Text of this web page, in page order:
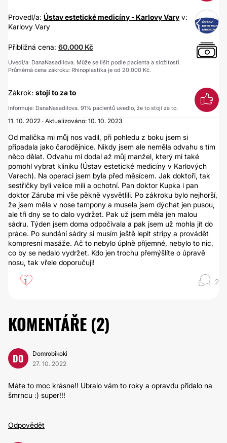
Provedl/a: Ústav estetické medicíny - Karlovy Vary v:
Karlovy Vary
Přibližná cena: 60.000 Kč
Uvedl/a: DanaNasadilova. Může se lišit podle pacienta a složitosti.
Průměrná cena zákroku: Rhinoplastika je od 20.000 Kč.
Zákrok: stojí to za to
Informuje: DanaNasadilova. 91% pacientů uvedlo, že to stojí za to.
11. 10. 2022 · Aktualizováno: 10. 10. 2023
Od malička mi můj nos vadil, při pohledu z boku jsem si
připadala jako čarodějnice. Nikdy jsem ale neměla odvahu s tím
něco dělat. Odvahu mi dodal až můj manžel, který mi také
pomohl vybrat kliniku (Ústav estetické medicíny v Karlových
Varech). Na operaci jsem byla před měsícem. Jak doktoři, tak
sestřičky byli velice milí a ochotní. Pan doktor Kupka i pan
doktor Záruba mi vše pěkně vysvětlili. Po zákroku bylo nejhorší,
že jsem měla v nose tampony a musela jsem dýchat jen pusou,
ale tři dny se to dalo vydržet. Pak už jsem měla jen malou
sádru. Týden jsem doma odpočívala a pak jsem už mohla jít do
práce. Po sundání sádry si musím ještě lepit stripy a provádět
kompresní masáže. Ač to nebylo úplně příjemné, nebylo to nic,
co by se nedalo vydržet. Kdo jen trochu přemýšlíte o úpravě
nosu, tak vřele doporučuji!
1 2
KOMENTÁŘE (2)
DO
Domrobikoki
27. 10. 2022
Máte to moc krásne!! Ubralo vám to roky a opravdu přidalo na
šmrncu :) super!!!
Odpovědět